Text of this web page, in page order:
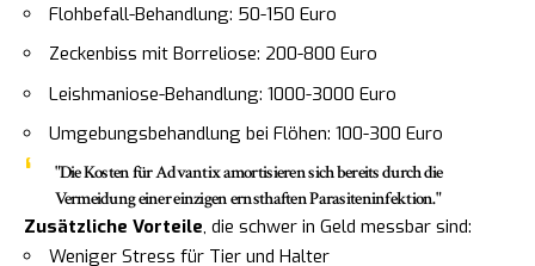
Flohbefall-Behandlung: 50-150 Euro
Zeckenbiss mit Borreliose: 200-800 Euro
Leishmaniose-Behandlung: 1000-3000 Euro
Umgebungsbehandlung bei Flöhen: 100-300 Euro
"Die Kosten für Advantix amortisieren sich bereits durch die
Vermeidung einer einzigen ernsthaften Parasiteninfektion."
Zusätzliche Vorteile, die schwer in Geld messbar sind:
Weniger Stress für Tier und Halter